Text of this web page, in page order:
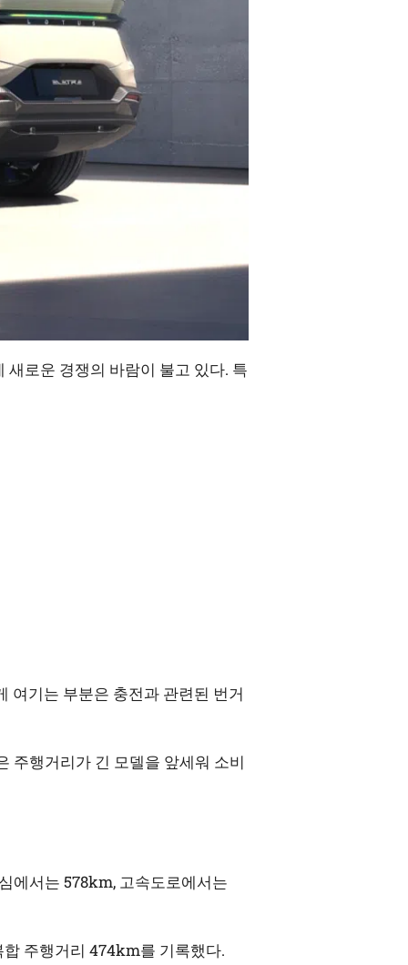
로운 경쟁의 바람이 불고 있다. 특
여기는 부분은 충전과 관련된 번거
주행거리가 긴 모델을 앞세워 소비
에서는 578km, 고속도로에서는
합 주행거리 474km를 기록했다.